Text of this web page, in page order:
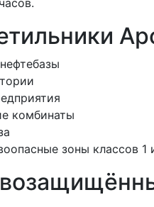
комбинаты
зоны классов 1